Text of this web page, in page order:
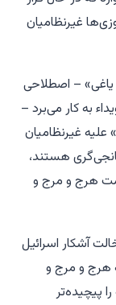
غیرنظامیان
یاغی» – اصطلاحی
به کار می‌برد –
غیرنظامیان
هستند،
هرج و مرج و
آشکار اسرائیل
هرج و مرج و
پیچیده‌تر